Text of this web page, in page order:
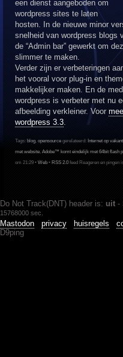
een dienst aangeboden om
wordpress sites te laten
hosten. In de nieuwe minor
snelheid van wordpress blogs
de “Admin bar” gewerkt om
slimmer te maken.
Verder zijn er verbeteringen
het vooral voor plug-in en
makkelijker maken. En de
wordpress is verbeter met nu
afbeelding verkleiner. Voor
wordpress 3.3.
Tags: blog, opensource gerelateerd: Internet op
met website, Adobe™ komt eindelijk met 64bit flash
om 21:29 • Web • RSS 2.0 feed Reageren en pingen
Do Not Track(DNT) header is: uit -
15768000 sec.
Mastodon privacy huisregels
D9ping